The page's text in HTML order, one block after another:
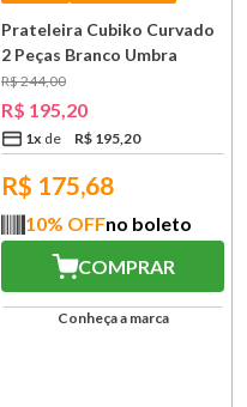
Prateleira Cubiko Curvado
2 Peças Branco Umbra
R$244,00
R$ 195,20
1x R$ 195,20
R$ 175,68
10% OFFno boleto
COMPRAR
Conheça a marca